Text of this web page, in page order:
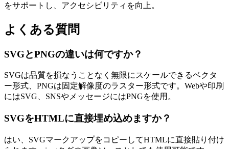
をサポートし、アクセシビリティを向上。
よくある質問
SVGとPNGの違いは何ですか？
SVGは品質を損なうことなく無限にスケールできるベクタ
ー形式、PNGは固定解像度のラスター形式です。Webや印刷
にはSVG、SNSやメッセージにはPNGを使用。
SVGをHTMLに直接埋め込めますか？
はい、SVGマークアップをコピーしてHTMLに直接貼り付け